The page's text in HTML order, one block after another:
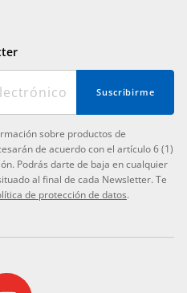
Suscribirme
sobre productos de
de acuerdo con el artículo 6 (1)
Podrás darte de baja en cualquier
al final de cada Newsletter. Te
de protección de datos.